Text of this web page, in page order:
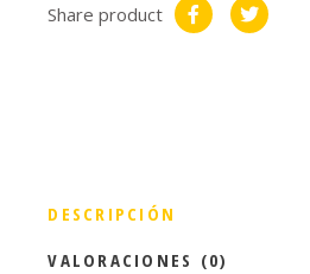
Share product
DESCRIPCIÓN
VALORACIONES (0)